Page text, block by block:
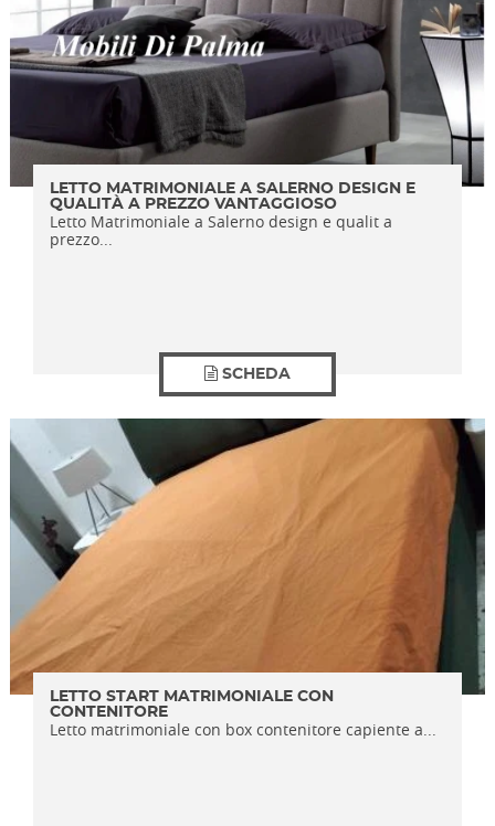
LETTO MATRIMONIALE A SALERNO DESIGN E
QUALITÀ A PREZZO VANTAGGIOSO
Letto Matrimoniale a Salerno design e qualit a
prezzo...
SCHEDA
LETTO START MATRIMONIALE CON
CONTENITORE
Letto matrimoniale con box contenitore capiente a...